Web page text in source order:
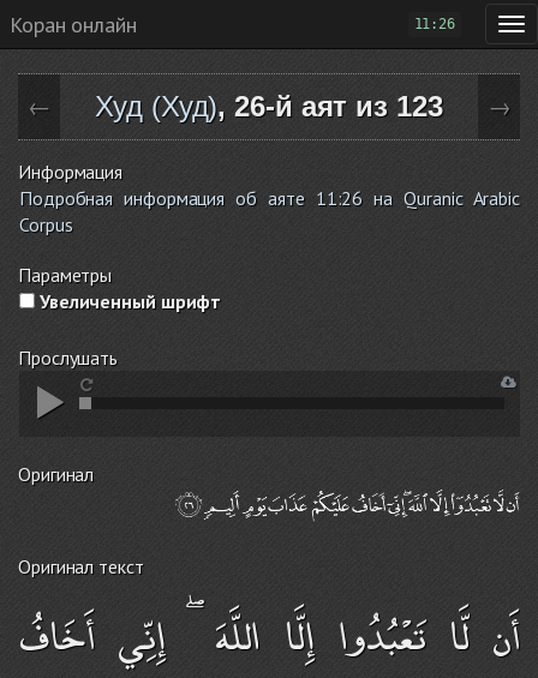
Коран онлайн 11:26
← Худ (Худ), 26-й аят из 123 →
Информация
Подробная информация об аяте 11:26 на Quranic Arabic
Corpus
Параметры
Увеличенный шрифт
Прослушать
Оригинал
Оригинал текст
أَن لَّا تَعْبُدُوا إِلَّا اللَّهَ ۖ إِنِّي أَخَافُ